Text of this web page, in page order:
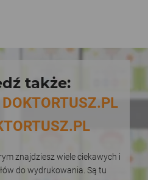
także:
DOKTORTUSZ.PL
znajdziesz wiele ciekawych i
do wydrukowania. Są tu